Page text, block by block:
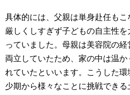
具体的には、父親は単身赴任もこ
厳しくしすぎず子どもの自主性
っていました。母親は美容院の
両立していたため、家の中は温か
れていたといいます。こうした
少期から様々なことに挑戦できる